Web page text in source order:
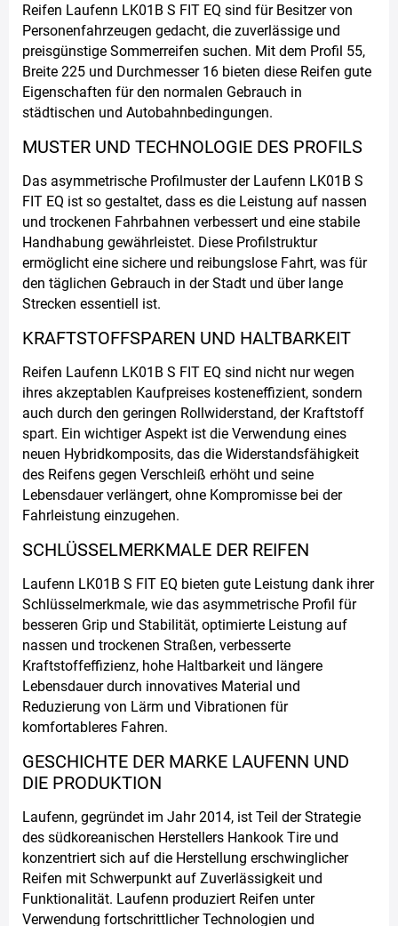
Reifen Laufenn LK01B S FIT EQ sind für Besitzer von
Personenfahrzeugen gedacht, die zuverlässige und
preisgünstige Sommerreifen suchen. Mit dem Profil 55,
Breite 225 und Durchmesser 16 bieten diese Reifen gute
Eigenschaften für den normalen Gebrauch in
städtischen und Autobahnbedingungen.
MUSTER UND TECHNOLOGIE DES PROFILS
Das asymmetrische Profilmuster der Laufenn LK01B S
FIT EQ ist so gestaltet, dass es die Leistung auf nassen
und trockenen Fahrbahnen verbessert und eine stabile
Handhabung gewährleistet. Diese Profilstruktur
ermöglicht eine sichere und reibungslose Fahrt, was für
den täglichen Gebrauch in der Stadt und über lange
Strecken essentiell ist.
KRAFTSTOFFSPAREN UND HALTBARKEIT
Reifen Laufenn LK01B S FIT EQ sind nicht nur wegen
ihres akzeptablen Kaufpreises kosteneffizient, sondern
auch durch den geringen Rollwiderstand, der Kraftstoff
spart. Ein wichtiger Aspekt ist die Verwendung eines
neuen Hybridkomposits, das die Widerstandsfähigkeit
des Reifens gegen Verschleiß erhöht und seine
Lebensdauer verlängert, ohne Kompromisse bei der
Fahrleistung einzugehen.
SCHLÜSSELMERKMALE DER REIFEN
Laufenn LK01B S FIT EQ bieten gute Leistung dank ihrer
Schlüsselmerkmale, wie das asymmetrische Profil für
besseren Grip und Stabilität, optimierte Leistung auf
nassen und trockenen Straßen, verbesserte
Kraftstoffeffizienz, hohe Haltbarkeit und längere
Lebensdauer durch innovatives Material und
Reduzierung von Lärm und Vibrationen für
komfortableres Fahren.
GESCHICHTE DER MARKE LAUFENN UND
DIE PRODUKTION
Laufenn, gegründet im Jahr 2014, ist Teil der Strategie
des südkoreanischen Herstellers Hankook Tire und
konzentriert sich auf die Herstellung erschwinglicher
Reifen mit Schwerpunkt auf Zuverlässigkeit und
Funktionalität. Laufenn produziert Reifen unter
Verwendung fortschrittlicher Technologien und